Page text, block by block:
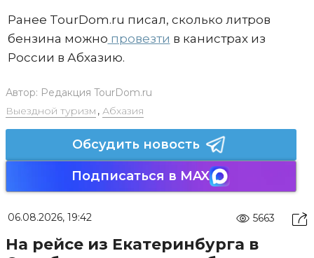
Ранее TourDom.ru писал, сколько литров
бензина можно провезти в канистрах из
России в Абхазию.
Автор: Редакция TourDom.ru
Выездной туризм , Абхазия
Обсудить новость
Подписаться в MAX
06.08.2026, 19:42 5663
На рейсе из Екатеринбурга в